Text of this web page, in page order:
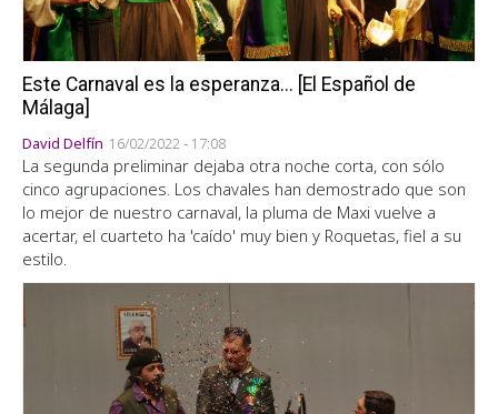
Este Carnaval es la esperanza... [El Español de
Málaga]
David Delfín 16/02/2022 - 17:08
La segunda preliminar dejaba otra noche corta, con sólo
cinco agrupaciones. Los chavales han demostrado que son
lo mejor de nuestro carnaval, la pluma de Maxi vuelve a
acertar, el cuarteto ha 'caído' muy bien y Roquetas, fiel a su
estilo.